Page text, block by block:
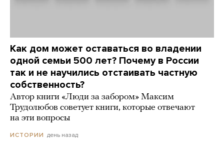
Как дом может оставаться во владении
одной семьи 500 лет? Почему в России
так и не научились отстаивать частную
собственность?
Автор книги «Люди за забором» Максим
Трудолюбов советует книги, которые отвечают
на эти вопросы
ИСТОРИИ день назад